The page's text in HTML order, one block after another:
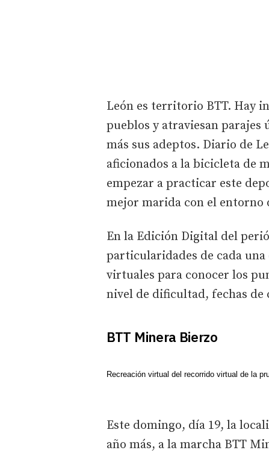
León es territorio BTT. Hay
pueblos y atraviesan parajes
más sus adeptos. Diario de
aficionados a la bicicleta de
empezar a practicar este
mejor marida con el entorno
En la Edición Digital del
particularidades de cada
virtuales para conocer los
nivel de dificultad, fechas
BTT Minera Bierzo
Recreación virtual del recorrido virtual de la
Este domingo, día 19, la
año más, a la marcha BTT